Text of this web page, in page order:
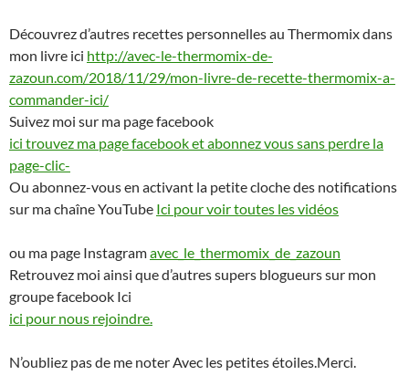
Découvrez d’autres recettes personnelles au Thermomix dans
mon livre ici http://avec-le-thermomix-de-
zazoun.com/2018/11/29/mon-livre-de-recette-thermomix-a-
commander-ici/
Suivez moi sur ma page facebook
ici trouvez ma page facebook et abonnez vous sans perdre la
page-clic-
Ou abonnez-vous en activant la petite cloche des notifications
sur ma chaîne YouTube Ici pour voir toutes les vidéos
ou ma page Instagramavec_le_thermomix_de_zazoun
Retrouvez moi ainsi que d’autres supers blogueurs sur mon
groupe facebook Ici
ici pour nous rejoindre.
N’oubliez pas de me noter Avec les petites étoiles.Merci.